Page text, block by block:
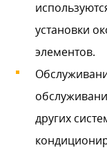
установки
элементов.
других